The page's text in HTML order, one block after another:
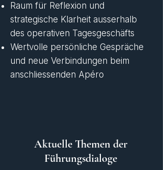
Raum für Reflexion und
strategische Klarheit ausserhalb
des operativen Tagesgeschäfts
Wertvolle persönliche Gespräche
und neue Verbindungen beim
anschliessenden Apéro
Aktuelle Themen der
Führungsdialoge